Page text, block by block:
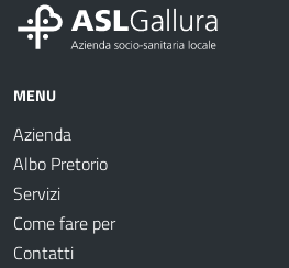
MENU
Azienda
Albo Pretorio
Servizi
Come fare per
Contatti